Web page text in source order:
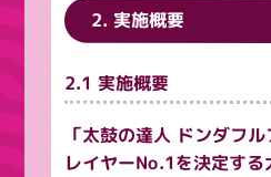
2. 実施概要
2.1 実施概要
「太鼓の達人 ドンダフ
レイヤーNo.1を決定する